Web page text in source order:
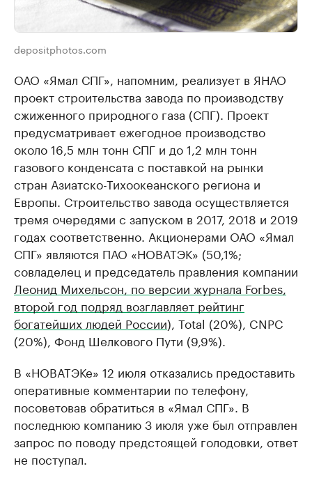
depositphotos.com
ОАО «Ямал СПГ», напомним, реализует в ЯНАО
проект строительства завода по производству
сжиженного природного газа (СПГ). Проект
предусматривает ежегодное производство
около 16,5 млн тонн СПГ и до 1,2 млн тонн
газового конденсата с поставкой на рынки
стран Азиатско-Тихоокеанского региона и
Европы. Строительство завода осуществляется
тремя очередями с запуском в 2017, 2018 и 2019
годах соответственно. Акционерами ОАО «Ямал
СПГ» являются ПАО «НОВАТЭК» (50,1%;
совладелец и председатель правления компании
Леонид Михельсон, по версии журнала Forbes,
второй год подряд возглавляет рейтинг
богатейших людей России), Total (20%), CNPC
(20%), Фонд Шелкового Пути (9,9%).
В «НОВАТЭКе» 12 июля отказались предоставить
оперативные комментарии по телефону,
посоветовав обратиться в «Ямал СПГ». В
последнюю компанию 3 июля уже был отправлен
запрос по поводу предстоящей голодовки, ответ
не поступал.